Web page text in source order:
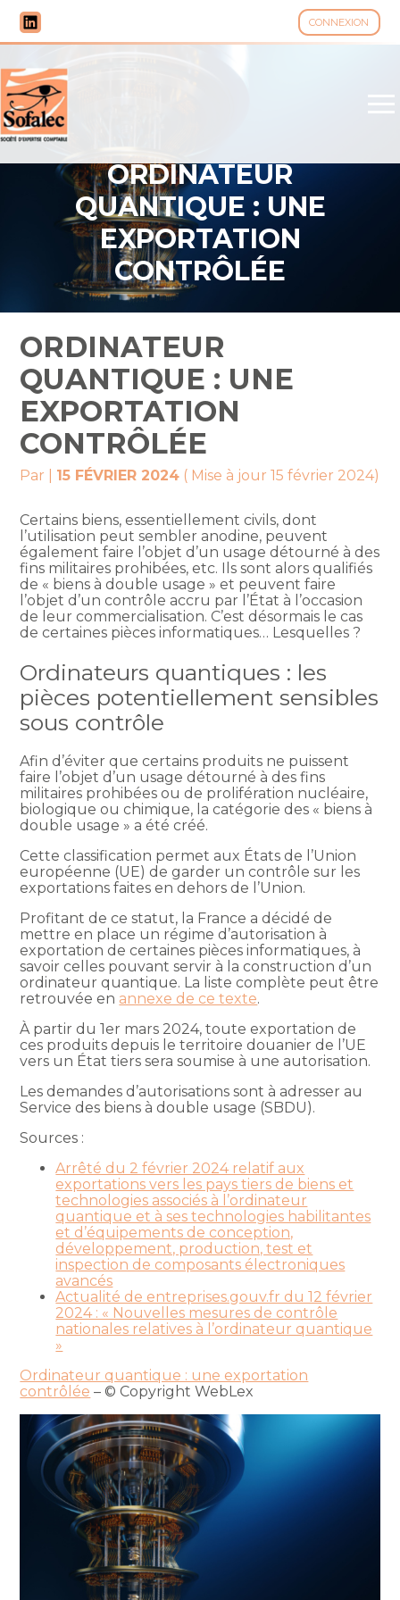
CONNEXION
Aller
au
contenu
ORDINATEUR
QUANTIQUE : UNE
EXPORTATION
CONTRÔLÉE
ORDINATEUR
QUANTIQUE : UNE
EXPORTATION
CONTRÔLÉE
Par 15 FÉVRIER 2024 ( Mise à jour 15 février 2024)
Certains biens, essentiellement civils, dont
l’utilisation peut sembler anodine, peuvent
également faire l’objet d’un usage détourné à des
fins militaires prohibées, etc. Ils sont alors qualifiés
de « biens à double usage » et peuvent faire
l’objet d’un contrôle accru par l’État à l’occasion
de leur commercialisation. C’est désormais le cas
de certaines pièces informatiques… Lesquelles ?
Ordinateurs quantiques : les
pièces potentiellement sensibles
sous contrôle
Afin d’éviter que certains produits ne puissent
faire l’objet d’un usage détourné à des fins
militaires prohibées ou de prolifération nucléaire,
biologique ou chimique, la catégorie des « biens à
double usage » a été créé.
Cette classification permet aux États de l’Union
européenne (UE) de garder un contrôle sur les
exportations faites en dehors de l’Union.
Profitant de ce statut, la France a décidé de
mettre en place un régime d’autorisation à
exportation de certaines pièces informatiques, à
savoir celles pouvant servir à la construction d’un
ordinateur quantique. La liste complète peut être
retrouvée en annexe de ce texte.
À partir du 1er mars 2024, toute exportation de
ces produits depuis le territoire douanier de l’UE
vers un État tiers sera soumise à une autorisation.
Les demandes d’autorisations sont à adresser au
Service des biens à double usage (SBDU).
Sources :
Arrêté du 2 février 2024 relatif aux
exportations vers les pays tiers de biens et
technologies associés à l’ordinateur
quantique et à ses technologies habilitantes
et d’équipements de conception,
développement, production, test et
inspection de composants électroniques
avancés
Actualité de entreprises.gouv.fr du 12 février
2024 : « Nouvelles mesures de contrôle
nationales relatives à l’ordinateur quantique
»
Ordinateur quantique : une exportation
contrôlée – © Copyright WebLex